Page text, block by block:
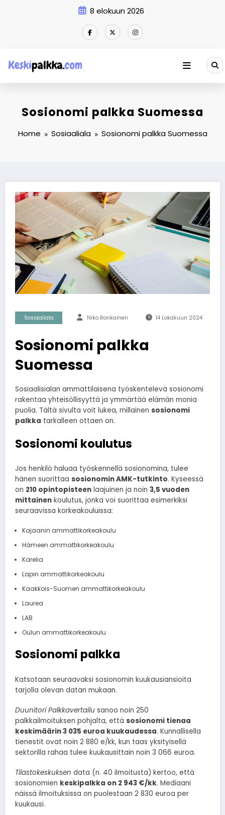
8 elokuun 2026
Sosionomi palkka Suomessa
Home Sosiaaliala Sosionomi palkka Suomessa
Sosiaaliala Niko Ronkainen 14 Lokakuun 2024
Sosionomi palkka
Suomessa
Sosiaalisialan ammattilaisena työskentelevä sosionomi
rakentaa yhteisöllisyyttä ja ymmärtää elämän monia
puolia. Tältä sivulta voit lukea, millainen sosionomi
palkka tarkalleen ottaen on.
Sosionomi koulutus
Jos henkilö haluaa työskennellä sosionomina, tulee
hänen suorittaa sosionomin AMK-tutkinto. Kyseessä
on 210 opintopisteen laajuinen ja noin 3,5 vuoden
mittainen koulutus, jonka voi suorittaa esimerkiksi
seuraavissa korkeakouluissa:
Kajaanin ammattikorkeakoulu
Hämeen ammattikorkeakoulu
Karelia
Lapin ammattikorkeakoulu
Kaakkois-Suomen ammattikorkeakoulu
Laurea
LAB
Oulun ammattikorkeakoulu
Sosionomi palkka
Katsotaan seuraavaksi sosionomin kuukausiansioita
tarjolla olevan datan mukaan.
Duunitori Palkkavertailu sanoo noin 250
palkkailmoituksen pohjalta, että sosionomi tienaa
keskimäärin 3 035 euroa kuukaudessa. Kunnallisella
tienestit ovat noin 2 880 e/kk, kun taas yksityisellä
sektorilla rahaa tulee kuukausittain noin 3 066 euroa.
Tilastokeskuksen data (n. 40 ilmoitusta) kertoo, että
sosionomien keskipalkka on 2 943 €/kk. Mediaani
näissä ilmoituksissa on puolestaan 2 830 euroa per
kuukausi.